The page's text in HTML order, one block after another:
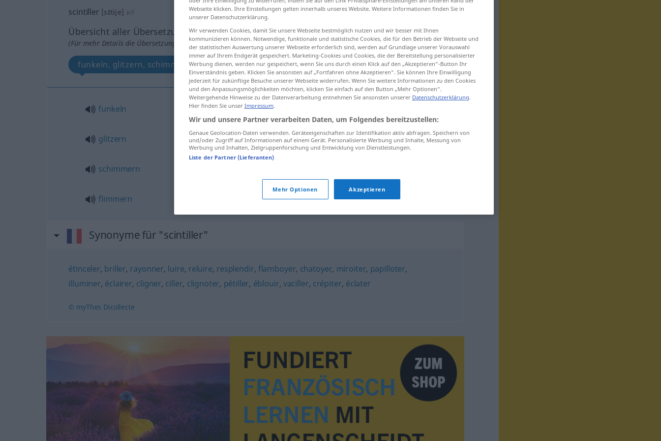
scintiller [sɛ̃tije] v/i
Übersicht aller Übersetzungen
(Für mehr Details die Übersetzung anklicken/antippen)
funkeln, glitzern, schimmern, flimmern
funkeln
glitzern scintiller
schimmern
flimmern scintiller
Synonyme für "scintiller"
étinceler, briller, rayonner, luire, reluire, resplendir, flamboyer, chatoyer, miroiter, papilloter,
illuminer, éclairer, cligner, ciller, clignoter, pétiller, éblouir, vaciller, crépiter, éclater
© myThes Dicollecte
Webseite klicken. Ihre Einstellungen gelten innerhalb unseres Website. Weitere Informationen finden Sie in
unserer Datenschutzerklärung.
Wir verwenden Cookies, damit Sie unsere Webseite bestmöglich nutzen und wir besser mit Ihnen
kommunizieren können. Notwendige, funktionale und statistische Cookies, die für den Betrieb der Webseite und
der statistischen Auswertung unserer Webseite erforderlich sind, werden auf Grundlage unserer Vorauswahl
immer auf Ihrem Endgerät gespeichert. Marketing-Cookies und Cookies, die der Bereitstellung personalisierter
Werbung dienen, werden nur gespeichert, wenn Sie uns durch einen Klick auf den „Akzeptieren“-Button Ihr
Einverständnis geben. Klicken Sie ansonsten auf „Fortfahren ohne Akzeptieren“. Sie können Ihre Einwilligung
jederzeit für zukünftige Besuche unserer Webseite widerrufen. Wenn Sie weitere Informationen zu den Cookies
und den Anpassungsmöglichkeiten möchten, klicken Sie einfach auf den Button „Mehr Optionen“.
Weitergehende Hinweise zu der Datenverarbeitung entnehmen Sie ansonsten unserer Datenschutzerklärung.
Hier finden Sie unser Impressum.
Wir und unsere Partner verarbeiten Daten, um Folgendes bereitzustellen:
Genaue Geolocation-Daten verwenden. Geräteeigenschaften zur Identifikation aktiv abfragen. Speichern von
und/oder Zugriff auf Informationen auf einem Gerät. Personalisierte Werbung und Inhalte, Messung von
Werbung und Inhalten, Zielgruppenforschung und Entwicklung von Dienstleistungen.
Liste der Partner (Lieferanten)
Mehr Optionen Akzeptieren